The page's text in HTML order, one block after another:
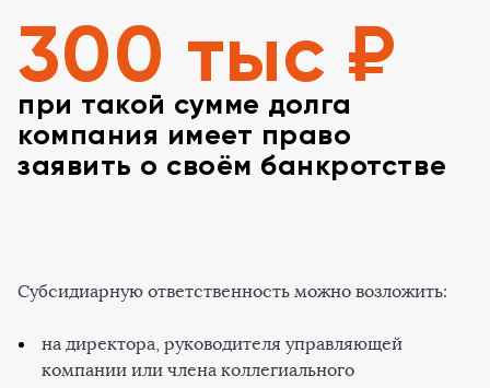
300 тыс ₽
при такой сумме долга
компания имеет право
заявить о своём банкротстве
Субсидиарную ответственность можно возложить:
на директора, руководителя управляющей
компании или члена коллегиального